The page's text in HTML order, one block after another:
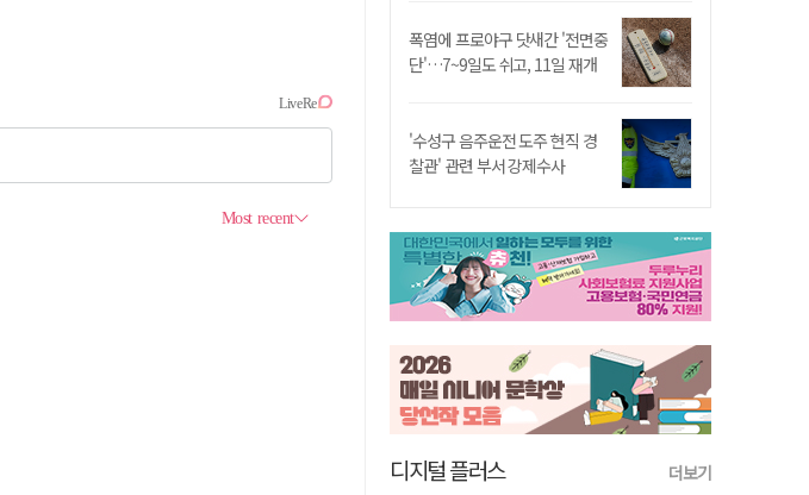
폭염에 프로야구 닷새간 '전면중
단'…7~9일도 쉬고, 11일 재개
'수성구 음주운전 도주 현직 경
찰관' 관련 부서 강제수사
디지털 플러스 더보기